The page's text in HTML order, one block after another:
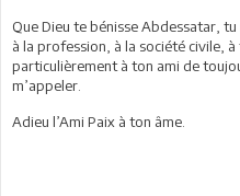
Que Dieu te bénisse Abdessatar,
à la profession, à la société civile,
particulièrement à ton ami de
m’appeler.
Adieu l’Ami Paix à ton âme.